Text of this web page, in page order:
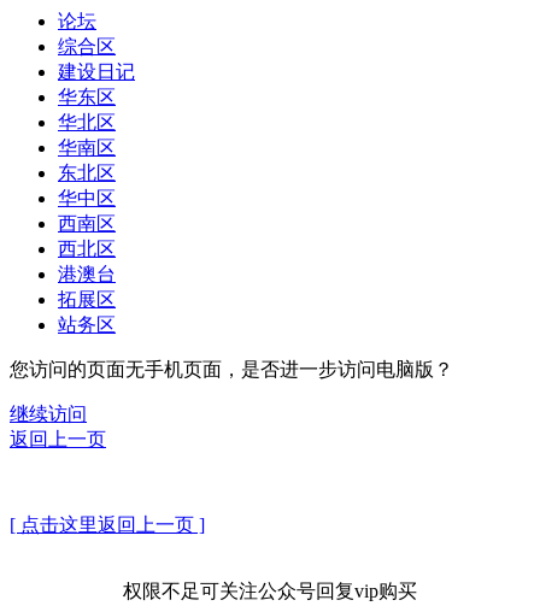
论坛
综合区
建设日记
华东区
华北区
华南区
东北区
华中区
西南区
西北区
港澳台
拓展区
站务区
您访问的页面无手机页面，是否进一步访问电脑版？
继续访问
返回上一页
[ 点击这里返回上一页 ]
权限不足可关注公众号回复vip购买